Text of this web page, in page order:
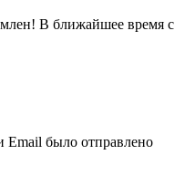
В ближайшее время с
Email было отправлено